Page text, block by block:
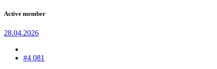
Active member
28.04.2026
#4 081